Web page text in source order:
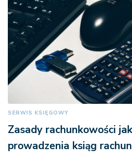
SERWIS KSIĘGOWY
Zasady rachunkowości
prowadzenia ksiąg